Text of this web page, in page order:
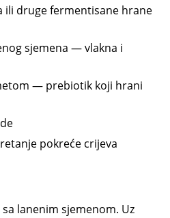
ili druge fermentisane hrane
sjemena — vlakna i
— prebiotik koji hrani
pokreće crijeva
lanenim sjemenom. Uz